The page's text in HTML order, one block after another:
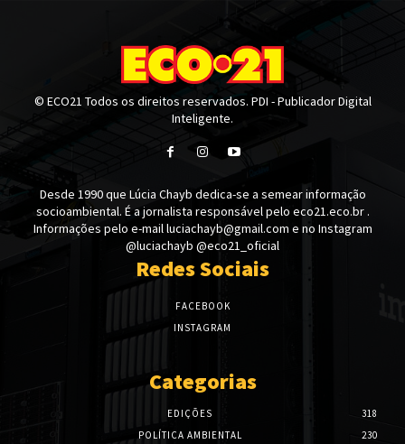
© ECO21 Todos os direitos reservados. PDI - Publicador Digital
Inteligente.
Desde 1990 que Lúcia Chayb dedica-se a semear informação
socioambiental. É a jornalista responsável pelo eco21.eco.br .
Informações pelo e-mail luciachayb@gmail.com e no Instagram
@luciachayb @eco21_oficial
Redes Sociais
FACEBOOK
INSTAGRAM
Categorias
EDIÇÕES
318
POLÍTICA AMBIENTAL
230